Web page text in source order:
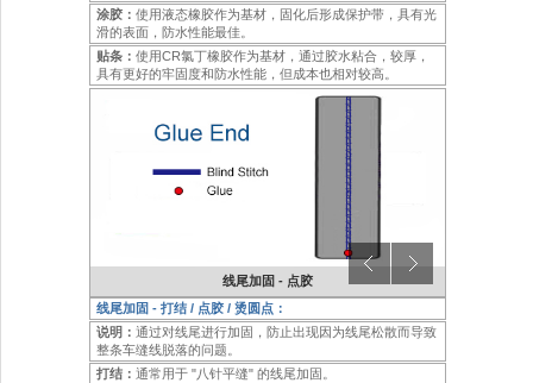
涂胶： 使用液态橡胶作为基材，固化后形成保护带，具有光
滑的表面，防水性能最佳。
贴条： 使用CR氯丁橡胶作为基材，通过胶水粘合，较厚，
具有更好的牢固度和防水性能，但成本也相对较高。
线尾加固 - 点胶
线尾加固 - 打结 / 点胶 / 烫圆点：
说明： 通过对线尾进行加固，防止出现因为线尾松散而导致
整条车缝线脱落的问题。
打结： 通常用于 "八针平缝" 的线尾加固。